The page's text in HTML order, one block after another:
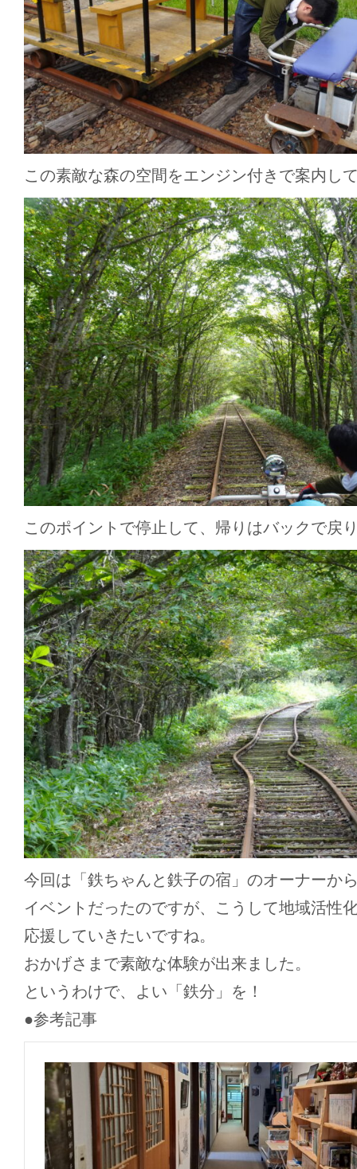
この素敵な森の空間をエンジン付きで案内し
このポイントで停止して、帰りはバックで戻
今回は「鉄ちゃんと鉄子の宿」のオーナーか
イベントだったのですが、こうして地域活性
応援していきたいですね。
おかげさまで素敵な体験が出来ました。
というわけで、よい「鉄分」を！
●参考記事